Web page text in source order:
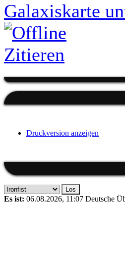
Galaxiskarte
Zitieren
Druckversion anzeigen
Es ist: 06.08.2026, 11:07 Deutsche